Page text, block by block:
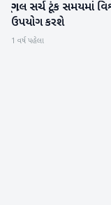
ગેજેટ
ગૂગલ સર્ચ ટૂંક સમયમાં
ઉપયોગ કરશે
1 વર્ષ પહેલા